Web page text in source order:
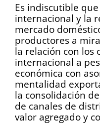
Es indiscutible
internacional y la
mercado
productores a
la relación con los
internacional a
económica con
mentalidad
la consolidación
de canales de
valor agregado y